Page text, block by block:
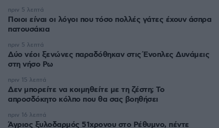
Ποιοι είναι οι λόγοι που τόσο πολλές γάτες έχουν άσπρα
πατουσάκια
πριν 5 λεπτά
Δύο νέοι ξενώνες παραδόθηκαν στις Ένοπλες Δυνάμεις
στη νήσο Ρω
πριν 5 λεπτά
Δεν μπορείτε να κοιμηθείτε με τη ζέστη; Το
απροσδόκητο κόλπο που θα σας βοηθήσει
πριν 15 λεπτά
Άγριος ξυλοδαρμός 51χρονου στο Ρέθυμνο, πέντε
πριν 16 λεπτά